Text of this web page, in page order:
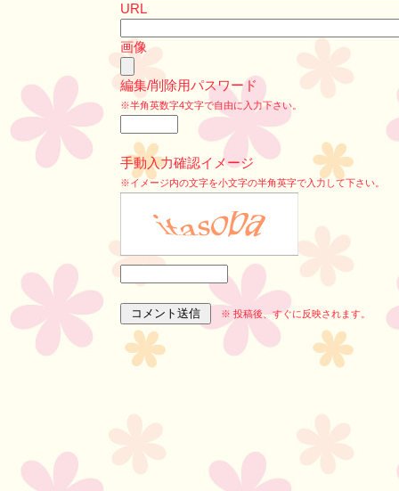
URL
画像
編集/削除用パスワード
※半角英数字4文字で自由に入力下さい。
手動入力確認イメージ
※イメージ内の文字を小文字の半角英字で入力して下さい。
※ 投稿後、すぐに反映されます。